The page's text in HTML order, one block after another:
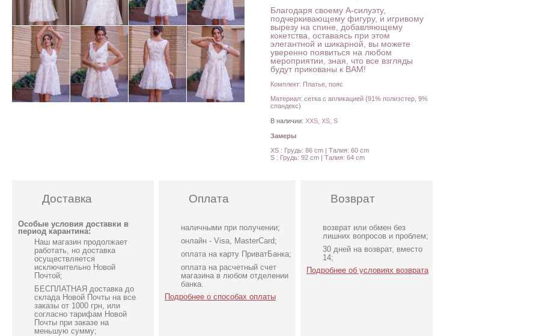
Благодаря своему А-силуэту,
подчеркивающему фигуру, и игривому
вырезу на спине, добавляющему
кокетства, оставаясь при этом
элегантной и шикарной, вы можете
уверенно появиться на любом
мероприятии, зная, что все взгляды
будут прикованы к ВАМ!
Комплект: Платье, пояс
Материал: сетка с апликацией (91% полиэстер, 9%
спандекс)
В наличии: XXS, XS, S
Замеры
XS : Грудь: 86 cm | Талия: 60 cm
S : Грудь: 92 cm | Талия: 64 cm
Доставка
Особые условия доставки в
период карантина:
Наш магазин продолжает
работать, но доставка
осуществляется
исключительно Новой
Почтой;
БЕСПЛАТНАЯ доставка до
склада Новой Почты на все
заказы от 1000 грн, или
согласно тарифам Новой
Почты при заказе на
меньшую сумму;
Оплата
наличными при получении;
онлайн - Visa, MasterCard;
оплата на карту ПриватБанка;
оплата на расчетный счет
магазина в любом отделении
банка.
Подробнее о способах оплаты
Возврат
возврат или обмен без
лишних вопросов и проблем;
30 дней на возврат, вместо
14;
Подробнее об условиях возврата